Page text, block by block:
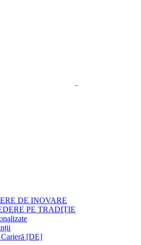
DE INOVARE
PE TRADIȚIE
[DE]